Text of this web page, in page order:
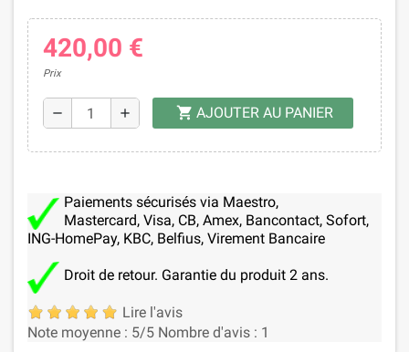
420,00 €
Prix
remove add shopping_cart AJOUTER AU PANIER
Paiements sécurisés via Maestro,
Mastercard, Visa, CB, Amex, Bancontact, Sofort,
ING-HomePay, KBC, Belfius, Virement Bancaire
Droit de retour. Garantie du produit 2 ans.
Lire l'avis
Note moyenne : 5/5 Nombre d'avis : 1